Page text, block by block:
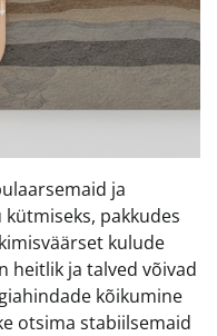
ja
pakkudes
kulude
heitlik ja talved võivad
kõikumine
otsima stabiilsemaid